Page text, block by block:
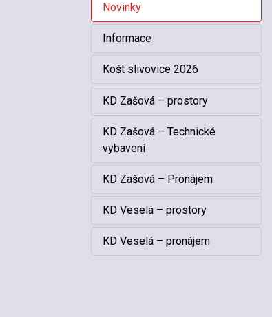
Novinky
Informace
Košt slivovice 2026
KD Zašová – prostory
KD Zašová – Technické
vybavení
KD Zašová – Pronájem
KD Veselá – prostory
KD Veselá – pronájem